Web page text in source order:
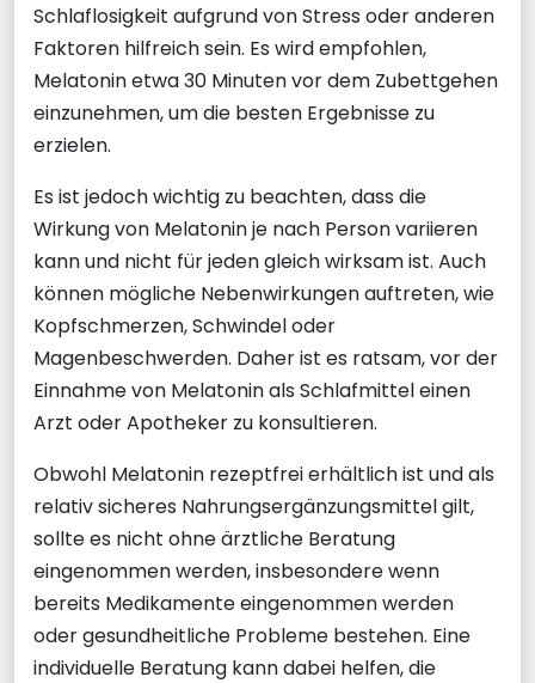
Schlaflosigkeit aufgrund von Stress oder anderen
Faktoren hilfreich sein. Es wird empfohlen,
Melatonin etwa 30 Minuten vor dem Zubettgehen
einzunehmen, um die besten Ergebnisse zu
erzielen.
Es ist jedoch wichtig zu beachten, dass die
Wirkung von Melatonin je nach Person variieren
kann und nicht für jeden gleich wirksam ist. Auch
können mögliche Nebenwirkungen auftreten, wie
Kopfschmerzen, Schwindel oder
Magenbeschwerden. Daher ist es ratsam, vor der
Einnahme von Melatonin als Schlafmittel einen
Arzt oder Apotheker zu konsultieren.
Obwohl Melatonin rezeptfrei erhältlich ist und als
relativ sicheres Nahrungsergänzungsmittel gilt,
sollte es nicht ohne ärztliche Beratung
eingenommen werden, insbesondere wenn
bereits Medikamente eingenommen werden
oder gesundheitliche Probleme bestehen. Eine
individuelle Beratung kann dabei helfen, die